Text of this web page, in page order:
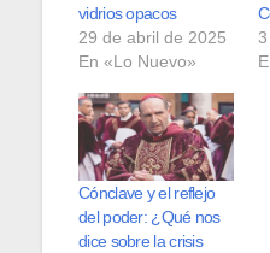
vidrios opacos
29 de abril de 2025
En «Lo Nuevo»
Cónclave y el reflejo
del poder: ¿Qué nos
dice sobre la crisis